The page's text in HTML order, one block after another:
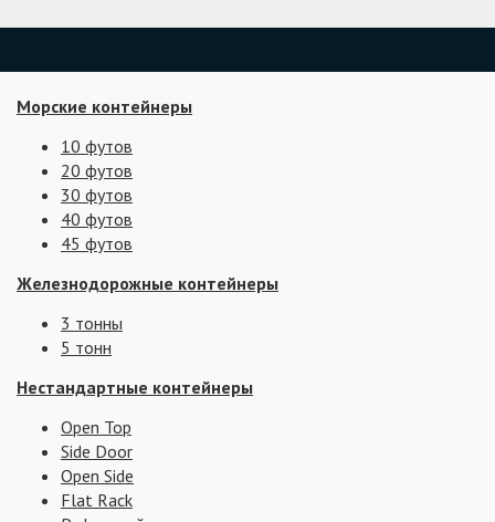
Морские контейнеры
10 футов
20 футов
30 футов
40 футов
45 футов
Железнодорожные контейнеры
3 тонны
5 тонн
Нестандартные контейнеры
Open Top
Side Door
Open Side
Flat Rack